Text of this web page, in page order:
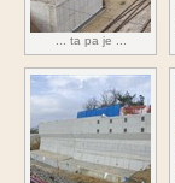
... ta pa je ...